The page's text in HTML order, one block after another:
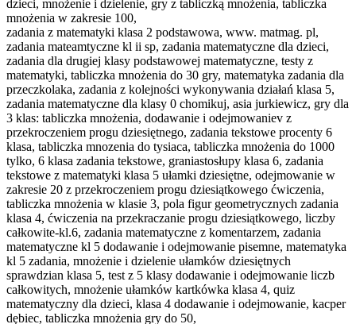
dzieci, mnożenie i dzielenie, gry z tabliczką mnożenia, tabliczka
mnożenia w zakresie 100,
zadania z matematyki klasa 2 podstawowa, www. matmag. pl,
zadania mateamtyczne kl ii sp, zadania matematyczne dla dzieci,
zadania dla drugiej klasy podstawowej matematyczne, testy z
matematyki, tabliczka mnożenia do 30 gry, matematyka zadania dla
przeczkolaka, zadania z kolejności wykonywania działań klasa 5,
zadania matematyczne dla klasy 0 chomikuj, asia jurkiewicz, gry dla
3 klas: tabliczka mnożenia, dodawanie i odejmowaniev z
przekroczeniem progu dziesiętnego, zadania tekstowe procenty 6
klasa, tabliczka mnozenia do tysiaca, tabliczka mnożenia do 1000
tylko, 6 klasa zadania tekstowe, graniastosłupy klasa 6, zadania
tekstowe z matematyki klasa 5 ułamki dziesiętne, odejmowanie w
zakresie 20 z przekroczeniem progu dziesiątkowego ćwiczenia,
tabliczka mnożenia w klasie 3, pola figur geometrycznych zadania
klasa 4, ćwiczenia na przekraczanie progu dziesiątkowego, liczby
całkowite-kl.6, zadania matematyczne z komentarzem, zadania
matematyczne kl 5 dodawanie i odejmowanie pisemne, matematyka
kl 5 zadania, mnożenie i dzielenie ułamków dziesiętnych
sprawdzian klasa 5, test z 5 klasy dodawanie i odejmowanie liczb
całkowitych, mnożenie ułamków kartkówka klasa 4, quiz
matematyczny dla dzieci, klasa 4 dodawanie i odejmowanie, kacper
dębiec, tabliczka mnożenia gry do 50,